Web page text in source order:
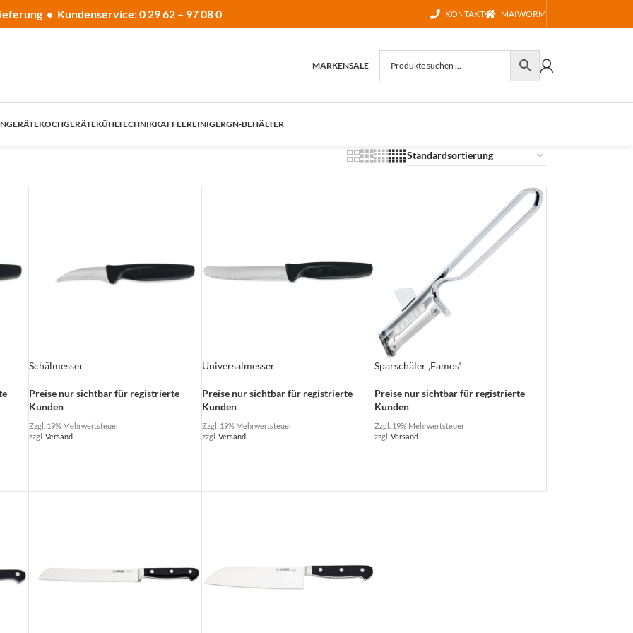
• Kundenservice: 0 29 62 – 97 08 0 KONTAKT MAIWORM
MARKENSALE
KOCHGERÄTEKÜHLTECHNIKKAFFEEREINIGERGN-BEHÄLTER
Schälmesser
Preise nur sichtbar für registrierte
Kunden
Zzgl. 19% Mehrwertsteuer
zzgl.Versand
Universalmesser
Preise nur sichtbar für registrierte
Kunden
Zzgl. 19% Mehrwertsteuer
zzgl. Versand
Sparschäler ‚Famos‘
Preise nur sichtbar für registrierte
Kunden
Zzgl. 19% Mehrwertsteuer
zzgl. Versand